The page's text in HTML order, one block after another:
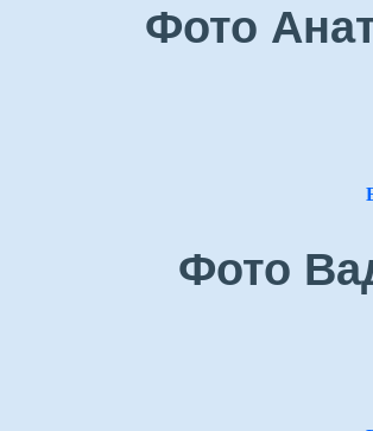
Фото
Фото